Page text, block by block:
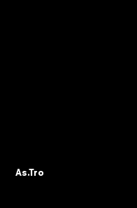
Determinazione
As.Tro